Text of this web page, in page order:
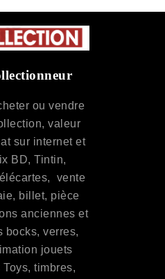
ou vendre
valeur
sur internet et
BD, Tintin,
vente
billet, pièce
anciennes et
bocks, verres,
jouets
timbres,